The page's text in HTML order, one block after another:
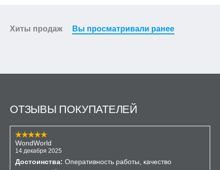
Хиты продаж Вы просматривали ранее
ОТЗЫВЫ ПОКУПАТЕЛЕЙ
WondWorld
14 декабря 2025
Достоинства: Оперативность работы, качество